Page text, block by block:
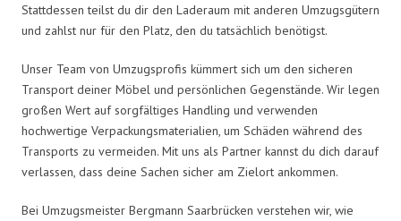
Stattdessen teilst du dir den Laderaum mit anderen Umzugsgütern
und zahlst nur für den Platz, den du tatsächlich benötigst.
Unser Team von Umzugsprofis kümmert sich um den sicheren
Transport deiner Möbel und persönlichen Gegenstände. Wir legen
großen Wert auf sorgfältiges Handling und verwenden
hochwertige Verpackungsmaterialien, um Schäden während des
Transports zu vermeiden. Mit uns als Partner kannst du dich darauf
verlassen, dass deine Sachen sicher am Zielort ankommen.
Bei Umzugsmeister Bergmann Saarbrücken verstehen wir, wie